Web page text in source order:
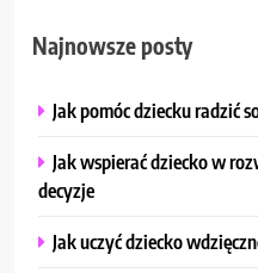
Najnowsze posty
Jak pomóc dziecku radzić
Jak wspierać dziecko w
decyzje
Jak uczyć dziecko